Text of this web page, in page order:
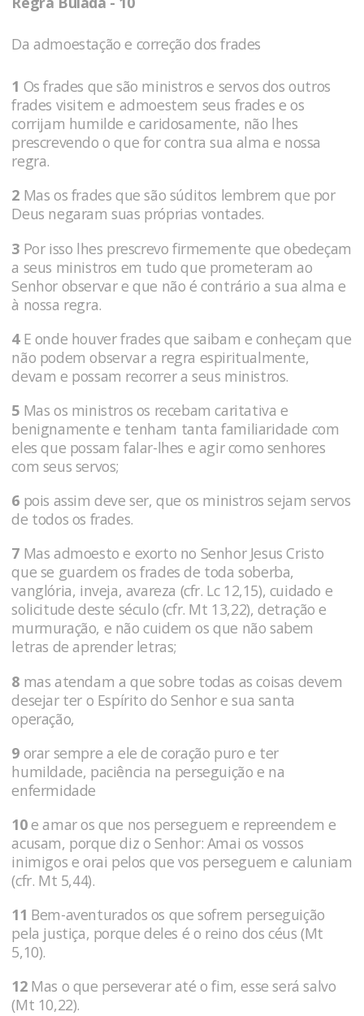
Da admoestação e correção dos frades
1 Os frades que são ministros e servos dos outros
frades visitem e admoestem seus frades e os
corrijam humilde e caridosamente, não lhes
prescrevendo o que for contra sua alma e nossa
regra.
2 Mas os frades que são súditos lembrem que por
Deus negaram suas próprias vontades.
3 Por isso lhes prescrevo firmemente que obedeçam
a seus ministros em tudo que prometeram ao
Senhor observar e que não é contrário a sua alma e
à nossa regra.
4E onde houver frades que saibam e conheçam que
não podem observar a regra espiritualmente,
devam e possam recorrer a seus ministros.
5 Mas os ministros os recebam caritativa e
benignamente e tenham tanta familiaridade com
eles que possam falar-lhes e agir como senhores
com seus servos;
6 pois assim deve ser, que os ministros sejam servos
de todos os frades.
7 Mas admoesto e exorto no Senhor Jesus Cristo
que se guardem os frades de toda soberba,
vanglória, inveja, avareza (cfr. Lc 12,15), cuidado e
solicitude deste século (cfr. Mt 13,22), detração e
murmuração, e não cuidem os que não sabem
letras de aprender letras;
8 mas atendam a que sobre todas as coisas devem
desejar ter o Espírito do Senhor e sua santa
operação,
9 orar sempre a ele de coração puro e ter
humildade, paciência na perseguição e na
enfermidade
10e amar os que nos perseguem e repreendem e
acusam, porque diz o Senhor: Amai os vossos
inimigos e orai pelos que vos perseguem e caluniam
(cfr. Mt 5,44).
11 Bem-aventurados os que sofrem perseguição
pela justiça, porque deles é o reino dos céus (Mt
5,10).
12Mas o que perseverar até o fim, esse será salvo
(Mt 10,22).